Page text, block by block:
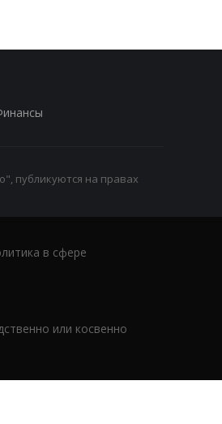
публикуются на правах
в сфере
или косвенно